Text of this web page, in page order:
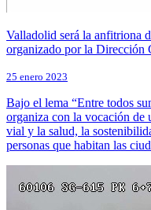
Valladolid será la anfitriona
organizado por la Dirección
25 enero 2023
Bajo el lema “Entre todos
organiza con la vocación de
vial y la salud, la
personas que habitan las